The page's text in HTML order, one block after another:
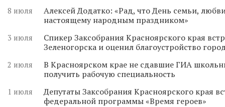
8 июля
Алексей Додатко: «Рад, что День семьи,
настоящему народным праздником»
3 июля
Спикер Заксобрания Красноярского края
Зеленогорска и оценил благоустройство
2 июля
В Красноярском крае не сдавшие ГИА
получить рабочую специальность
1 июля
Депутаты Заксобрания Красноярского края
федеральной программы «Время героев»